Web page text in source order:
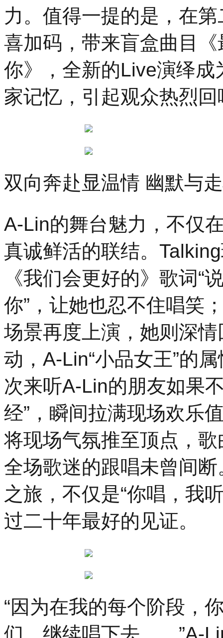
力。值得一提的是，在
喜加码，带来盲盒曲目
你》，全新的Live演绎
家记忆，引起观众热烈回
双向奔赴显温情 幽默与
A-Lin的舞台魅力，不仅
真诚鲜活的联结。
《我们会更好的》歌词“
你”，让她也忍不住唱笑
场景再度上演，她则深情
动，A-Lin“小品女王”的
次来听A-Lin的朋友如果
经”，瞬间拉满现场欢乐
将现场气氛推至顶点，
全场歌迷的跟唱未曾间
之旅，不仅是“你唱，我
过二十年最好的见证。
“因为在我的每个阶段，